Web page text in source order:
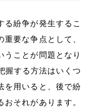
る紛争が発生するこ
要な争点として、
うことが問題となり
握する方法はいくつ
を用いると、後で紛
それがあります。